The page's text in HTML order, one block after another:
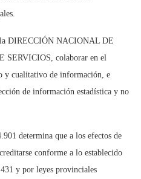
la DIRECCIÓN NACIONAL DE
SERVICIOS, colaborar en el
y cualitativo de información, e
de información estadística y no
determina que a los efectos de
conforme a lo establecido
y por leyes provinciales